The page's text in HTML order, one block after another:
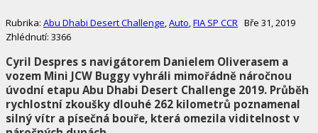
Rubrika: Abu Dhabi Desert Challenge,Auto,FIA SP CCR Bře 31, 2019
Zhlédnutí: 3366
Cyril Despres s navigátorem Danielem Oliverasem a
vozem Mini JCW Buggy vyhráli mimořádně náročnou
úvodní etapu Abu Dhabi Desert Challenge 2019. Průběh
rychlostní zkoušky dlouhé 262 kilometrů poznamenal
silný vítr a písečná bouře, která omezila viditelnost v